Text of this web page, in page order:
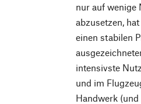
nur auf wenige
abzusetzen,
einen stabilen
intensivste
und im
Handwerk